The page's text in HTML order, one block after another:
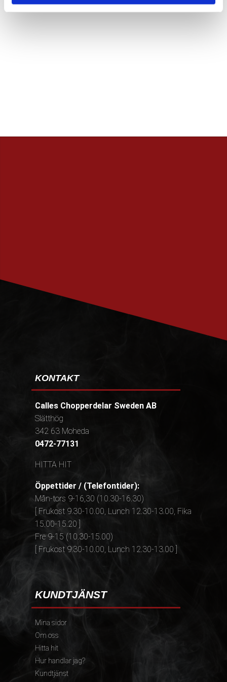
KONTAKT
Calles Chopperdelar Sweden AB
Slätthög
342 63 Moheda
0472-77131
HITTA HIT
Öppettider / (Telefontider):
Mån-tors 9-16,30 (10.30-16.30)
[ Frukost 9.30-10.00, Lunch 12.30-13.00, Fika
15.00-15.20 ]
Fre 9-15 (10.30-15.00)
[ Frukost 9.30-10.00, Lunch 12.30-13.00 ]
KUNDTJÄNST
Mina sidor
Om oss
Hitta hit
Hur handlar jag?
Kundtjänst